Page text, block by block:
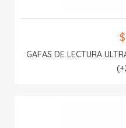
GAFAS DE LECTURA